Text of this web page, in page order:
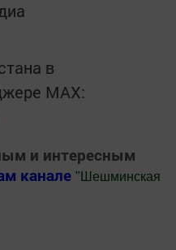
в
MАХ:
и интересным
канале " Шешминская